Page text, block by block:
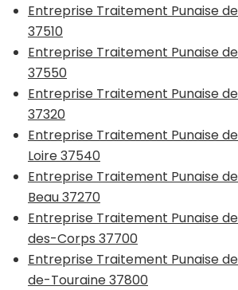
Entreprise Traitement Punaise
37510
Entreprise Traitement Punaise
37550
Entreprise Traitement Punaise
37320
Entreprise Traitement Punaise
Loire 37540
Entreprise Traitement Punaise
Beau 37270
Entreprise Traitement Punaise
des-Corps 37700
Entreprise Traitement Punaise
de-Touraine 37800